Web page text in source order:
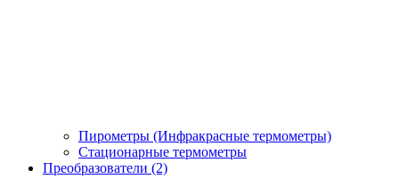
Пирометры (Инфракрасные термометры)
Стационарные термометры
Преобразователи (2)